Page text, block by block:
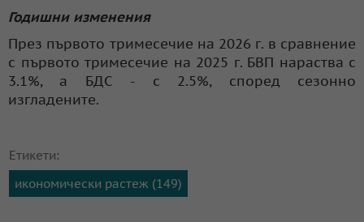
Годишни изменения
През първото тримесечие на 2026 г. в сравнение
с първото тримесечие на 2025 г. БВП нараства с
3.1%, а БДС - с 2.5%, според сезонно
изгладените.
Етикети:
икономически растеж (149)